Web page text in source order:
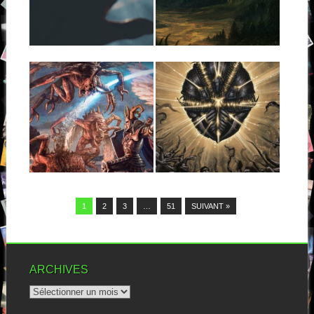
trucs typés heavy metal,...
LONG BURIED
Arrivé dans le sillage d’un
Cradle Of Filth dans les
04.05.26
INFERI : HEAVEN
WEPT
Ah bah d’accord, on se fait
même plus chier avec une...
▶
25.04.26
ARCHSPIRE : TOO
FAST TO DIE
Est-ce que quelqu’un ne
connaît pas encore Archspire
dans l’assistance ? Oui,...
▶
1 2 3 51 SUIVANT »
ARCHIVES